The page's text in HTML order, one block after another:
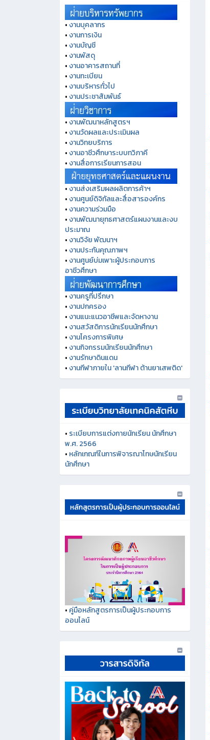
•งานบุคลากร
•งานการเงิน
•งานบัญชี
•งานพัสดุ
•งานอาคารสถานที่
•งานทะเบียน
•งานบริหารทั่วไป
•งานประชาสัมพันธ์
•งานพัฒนาหลักสูตรฯ
•งานวัดผลและประเมินผล
•งานวิทยบริการ
•งานอาชีวศึกษาระบบทวิภาคี
•งานสื่อการเรียนการสอน
•งานส่งเสริมผลผลิตการค้าฯ
•งานศูนย์ดิจิทัลและสื่อสารองค์กร
•งานความร่วมมือ
•งานพัฒนายุทธศาสตร์แผนงานและงบ
ประมาณ
•งานวิจัย พัฒนาฯ
•งานประกันคุณภาพฯ
•งานศูนย์บ่มเพาะผู้ประกอบการ
อาชีวศึกษา
•งานครูที่ปรึกษา
•งานปกครอง
•งานแนะแนวอาชีพและจัดหางาน
•งานสวัสดิการนักเรียนนักศึกษา
•งานโครงการพิเศษ
•งานกิจกรรมนักเรียนนักศึกษา
•งานรักษาดินแดน
•งานกีฬาภายใน 'ลานกีฬา ต้านยาเสพติด'
• ระเบียบการแต่งกายนักเรียน นักศึกษา
พ.ศ. 2566
• หลักเกณฑ์ในการพิจารณาโทษนักเรียน
นักศึกษา
• คู่มือหลักสูตรการเป็นผู้ประกอบการ
ออนไลน์